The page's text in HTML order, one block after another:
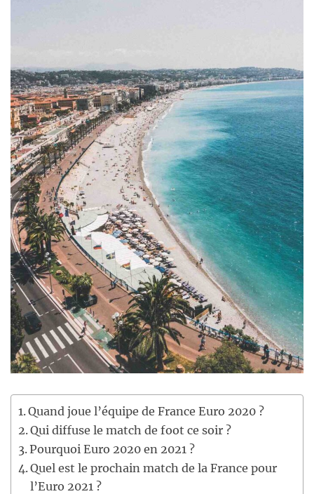
Quand joue l’équipe de France Euro 2020 ?
Qui diffuse le match de foot ce soir ?
Pourquoi Euro 2020 en 2021 ?
Quel est le prochain match de la France pour
l’Euro 2021 ?